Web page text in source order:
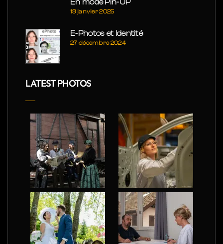
13 janvier 2025
E-Photos et Identité
27 décembre 2024
LATEST PHOTOS